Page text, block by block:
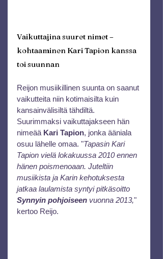
Vaikuttajina suuret nimet –
kohtaaminen Kari Tapion kanssa
toi suunnan
Reijon musiikillinen suunta on saanut
vaikutteita niin kotimaisilta kuin
kansainvälisiltä tähdiltä.
Suurimmaksi vaikuttajakseen hän
nimeää Kari Tapion, jonka ääniala
osuu lähelle omaa. "Tapasin Kari
Tapion vielä lokakuussa 2010 ennen
hänen poismenoaan. Juteltiin
musiikista ja Karin kehotuksesta
jatkaa laulamista syntyi pitkäsoitto
Synnyin pohjoiseen vuonna 2013,"
kertoo Reijo.